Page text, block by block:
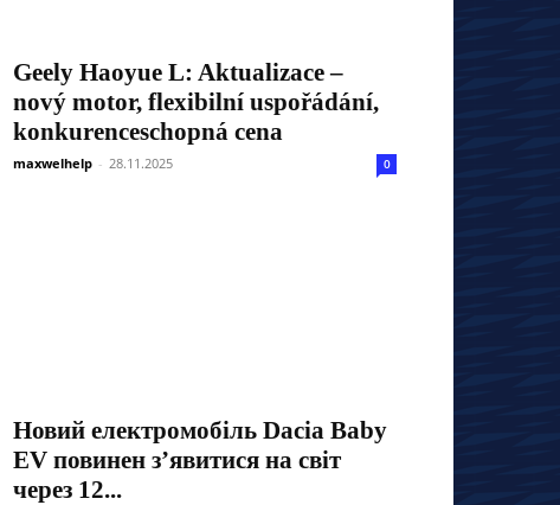
Geely Haoyue L: Aktualizace –
nový motor, flexibilní uspořádání,
konkurenceschopná cena
maxwelhelp - 28.11.2025 0
Новий електромобіль Dacia Baby
EV повинен з’явитися на світ
через 12...